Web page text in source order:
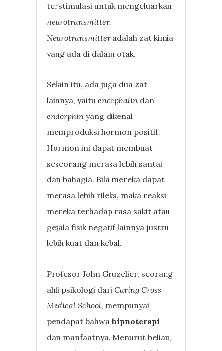
terstimulasi untuk mengeluarkan
neurotransmitter.
Neurotransmitter adalah zat kimia
yang ada di dalam otak.
Selain itu, ada juga dua zat
lainnya, yaituencephalin dan
endorphinyang dikenal
memproduksi hormon positif.
Hormon ini dapat membuat
seseorang merasa lebih santai
dan bahagia. Bila mereka dapat
merasa lebih rileks, maka reaksi
mereka terhadap rasa sakit atau
gejala fisik negatif lainnya justru
lebih kuat dan kebal.
Profesor John Gruzelier, seorang
ahli psikologi dariCaring Cross
Medical School, mempunyai
pendapat bahwahipnoterapi
dan manfaatnya. Menurut beliau,